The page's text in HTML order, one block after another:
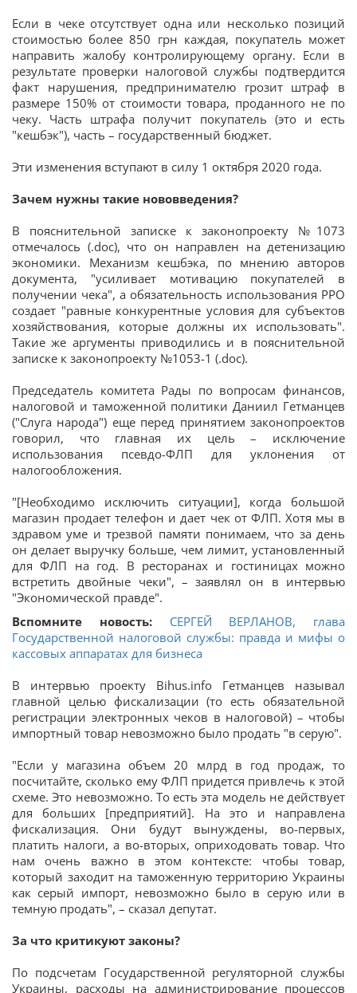
Если в чеке отсутствует одна или несколько позиций
стоимостью более 850 грн каждая, покупатель может
направить жалобу контролирующему органу. Если в
результате проверки налоговой службы подтвердится
факт нарушения, предпринимателю грозит штраф в
размере 150% от стоимости товара, проданного не по
чеку. Часть штрафа получит покупатель (это и есть
"кешбэк"), часть – государственный бюджет.
Эти изменения вступают в силу 1 октября 2020 года.
Зачем нужны такие нововведения?
В пояснительной записке к законопроекту №1073
отмечалось (.doc), что он направлен на детенизацию
экономики. Механизм кешбэка, по мнению авторов
документа, "усиливает мотивацию покупателей в
получении чека", а обязательность использования РРО
создает "равные конкурентные условия для субъектов
хозяйствования, которые должны их использовать".
Такие же аргументы приводились и в пояснительной
записке к законопроекту №1053-1 (.doc).
Председатель комитета Рады по вопросам финансов,
налоговой и таможенной политики Даниил Гетманцев
("Слуга народа") еще перед принятием законопроектов
говорил, что главная их цель – исключение
использования псевдо-ФЛП для уклонения от
налогообложения.
"[Необходимо исключить ситуации], когда большой
магазин продает телефон и дает чек от ФЛП. Хотя мы в
здравом уме и трезвой памяти понимаем, что за день
он делает выручку больше, чем лимит, установленный
для ФЛП на год. В ресторанах и гостиницах можно
встретить двойные чеки", – заявлял он в интервью
"Экономической правде".
Вспомните новость: СЕРГЕЙ ВЕРЛАНОВ, глава
Государственной налоговой службы: правда и мифы о
кассовых аппаратах для бизнеса
В интервью проекту Bihus.info Гетманцев называл
главной целью фискализации (то есть обязательной
регистрации электронных чеков в налоговой) – чтобы
импортный товар невозможно было продать "в серую".
"Если у магазина объем 20 млрд в год продаж, то
посчитайте, сколько ему ФЛП придется привлечь к этой
схеме. Это невозможно. То есть эта модель не действует
для больших [предприятий]. На это и направлена
фискализация. Они будут вынуждены, во-первых,
платить налоги, а во-вторых, оприходовать товар. Что
нам очень важно в этом контексте: чтобы товар,
который заходит на таможенную территорию Украины
как серый импорт, невозможно было в серую или в
темную продать", – сказал депутат.
За что критикуют законы?
По подсчетам Государственной регуляторной службы
Украины, расходы на администрирование процессов